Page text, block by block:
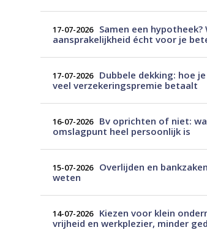
17-07-2026
Samen een
aansprakelijkheid écht voor je
17-07-2026
Dubbele dekking: hoe
veel verzekeringspremie betaalt
16-07-2026
Bv oprichten of niet:
omslagpunt heel persoonlijk is
15-07-2026
Overlijden en
weten
14-07-2026
Kiezen voor klein
vrijheid en werkplezier, minder